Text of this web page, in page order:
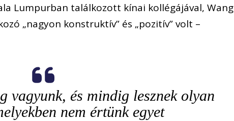
Lumpurban találkozott kínai kollégájával, Wang
„nagyon konstruktív” és „pozitív” volt –
vagyunk, és mindig lesznek olyan
nem értünk egyet